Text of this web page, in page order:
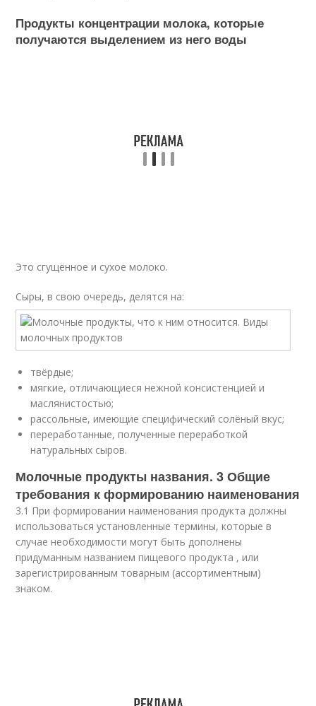
Продукты концентрации молока, которые
получаются выделением из него воды
Это сгущённое и сухое молоко.
Сыры, в свою очередь, делятся на:
твёрдые;
мягкие, отличающиеся нежной консистенцией и
маслянистостью;
рассольные, имеющие специфический солёный вкус;
переработанные, полученные переработкой
натуральных сыров.
Молочные продукты названия. 3 Общие
требования к формированию наименования
3.1 При формировании наименования продукта должны
использоваться установленные термины, которые в
случае необходимости могут быть дополнены
придуманным названием пищевого продукта , или
зарегистрированным товарным (ассортиментным)
знаком.